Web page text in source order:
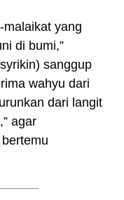
malaikat yang
di bumi,”
sanggup
wahyu dari
dari langit
agar